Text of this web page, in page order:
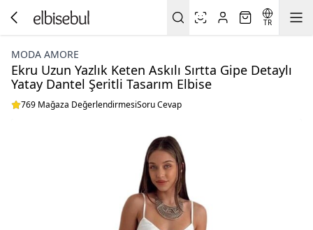
TR
MODA AMORE
Ekru Uzun Yazlık Keten Askılı Sırtta Gipe Detaylı
Yatay Dantel Şeritli Tasarım Elbise
769 Mağaza DeğerlendirmesiSoru Cevap